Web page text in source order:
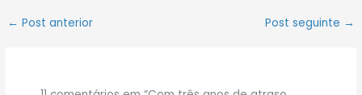
← Post anterior Post seguinte →